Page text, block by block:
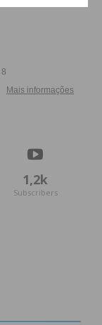
mail e
e
1,2k
Subscribers